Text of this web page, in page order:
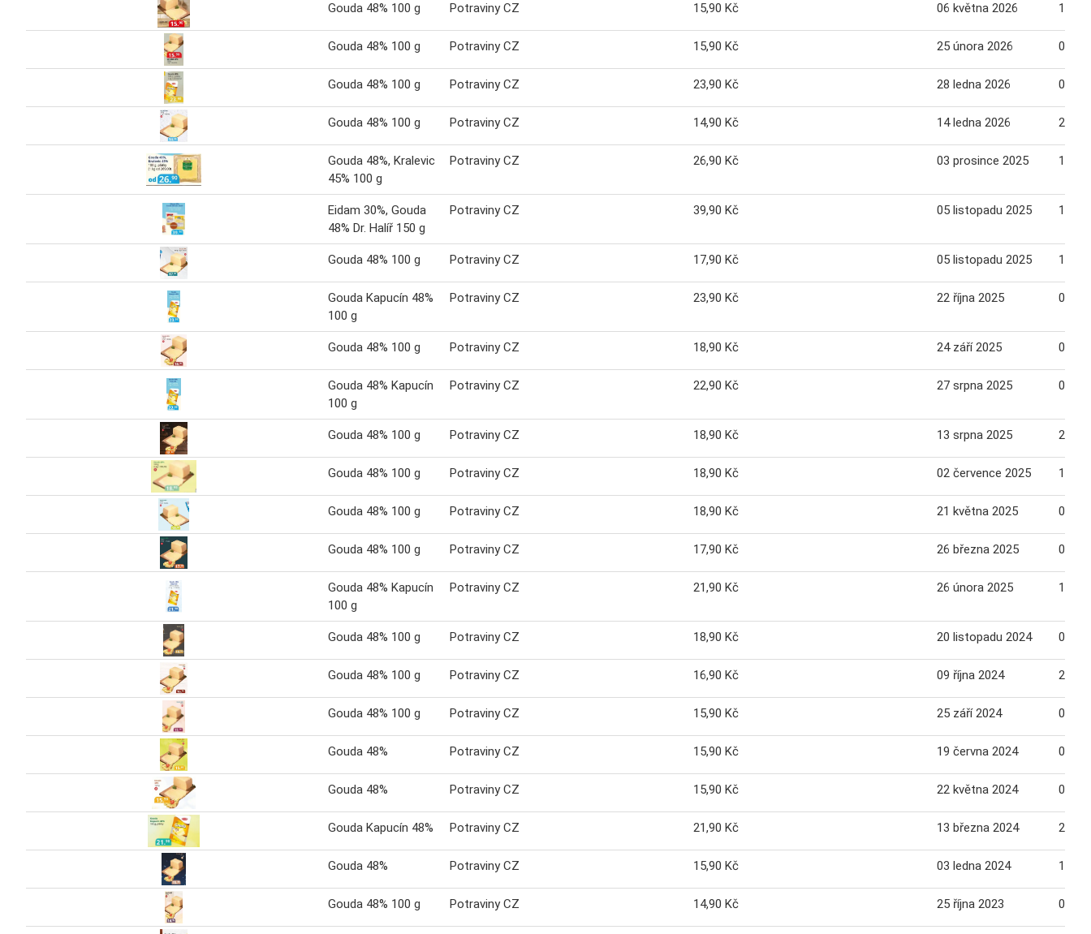
Gouda 48% 100 g Potraviny CZ 15,90 Kč 06 května 2026 18
Gouda 48% 100 g Potraviny CZ 15,90 Kč 25 února 2026 09
Gouda 48% 100 g Potraviny CZ 23,90 Kč 28 ledna 2026 09
Gouda 48% 100 g Potraviny CZ 14,90 Kč 14 ledna 2026 26
Gouda 48%, Kralevic
45% 100 g
Potraviny CZ 26,90 Kč 03 prosince 2025 15
Eidam 30%, Gouda
48% Dr. Halíř 150 g
Potraviny CZ 39,90 Kč 05 listopadu 2025 17
Gouda 48% 100 g Potraviny CZ 17,90 Kč 05 listopadu 2025 17
Gouda Kapucín 48%
100 g
Potraviny CZ 23,90 Kč 22 října 2025 03
Gouda 48% 100 g Potraviny CZ 18,90 Kč 24 září 2025 06
Gouda 48% Kapucín
100 g
Potraviny CZ 22,90 Kč 27 srpna 2025 08
Gouda 48% 100 g Potraviny CZ 18,90 Kč 13 srpna 2025 25
Gouda 48% 100 g Potraviny CZ 18,90 Kč 02 července 2025 14
Gouda 48% 100 g Potraviny CZ 18,90 Kč 21 května 2025 02
Gouda 48% 100 g Potraviny CZ 17,90 Kč 26 března 2025 07
Gouda 48% Kapucín
100 g
Potraviny CZ 21,90 Kč 26 února 2025 10
Gouda 48% 100 g Potraviny CZ 18,90 Kč 20 listopadu 2024 02
Gouda 48% 100 g Potraviny CZ 16,90 Kč 09 října 2024 21
Gouda 48% 100 g Potraviny CZ 15,90 Kč 25 září 2024 07
Gouda 48% Potraviny CZ 15,90 Kč 19 června 2024 01
Gouda 48% Potraviny CZ 15,90 Kč 22 května 2024 03
Gouda Kapucín 48% Potraviny CZ 21,90 Kč 13 března 2024 25
Gouda 48% Potraviny CZ 15,90 Kč 03 ledna 2024 15
Gouda 48% 100 g Potraviny CZ 14,90 Kč 25 října 2023 06